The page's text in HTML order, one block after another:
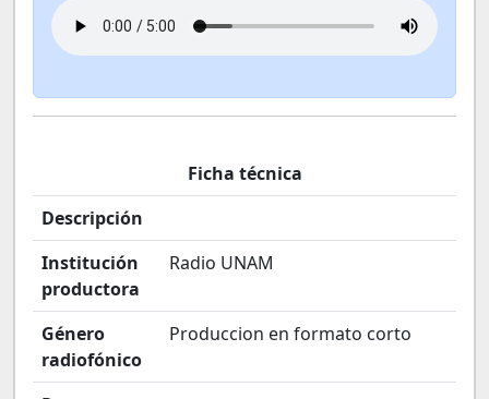
Ficha técnica
Descripción
Institución
productora
Radio UNAM
Género
radiofónico
Produccion en formato corto